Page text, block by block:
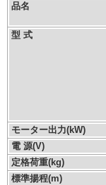
品名
型 式
モーター出力(kW)
電 源(V)
定格荷重(kg)
標準揚程(m)